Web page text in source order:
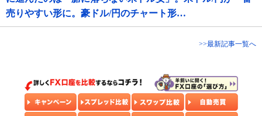
売りやすい形に。豪ドル/円のチャート形…
>>最新記事一覧へ